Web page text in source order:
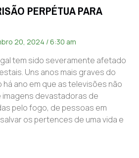
PERPÉTUA PARA
20, 2024 6:30 am
tem sido severamente afetado
Uns anos mais graves do
ano em que as televisões não
devastadoras de
pelo fogo, de pessoas em
os pertences de uma vida e